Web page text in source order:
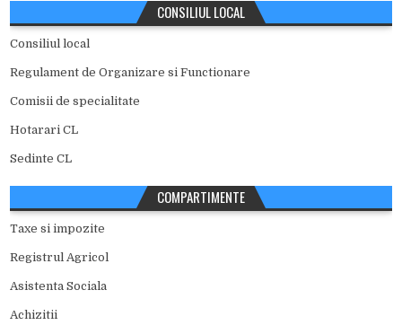
CONSILIUL LOCAL
Consiliul local
Regulament de Organizare si Functionare
Comisii de specialitate
Hotarari CL
Sedinte CL
COMPARTIMENTE
Taxe si impozite
Registrul Agricol
Asistenta Sociala
Achizitii